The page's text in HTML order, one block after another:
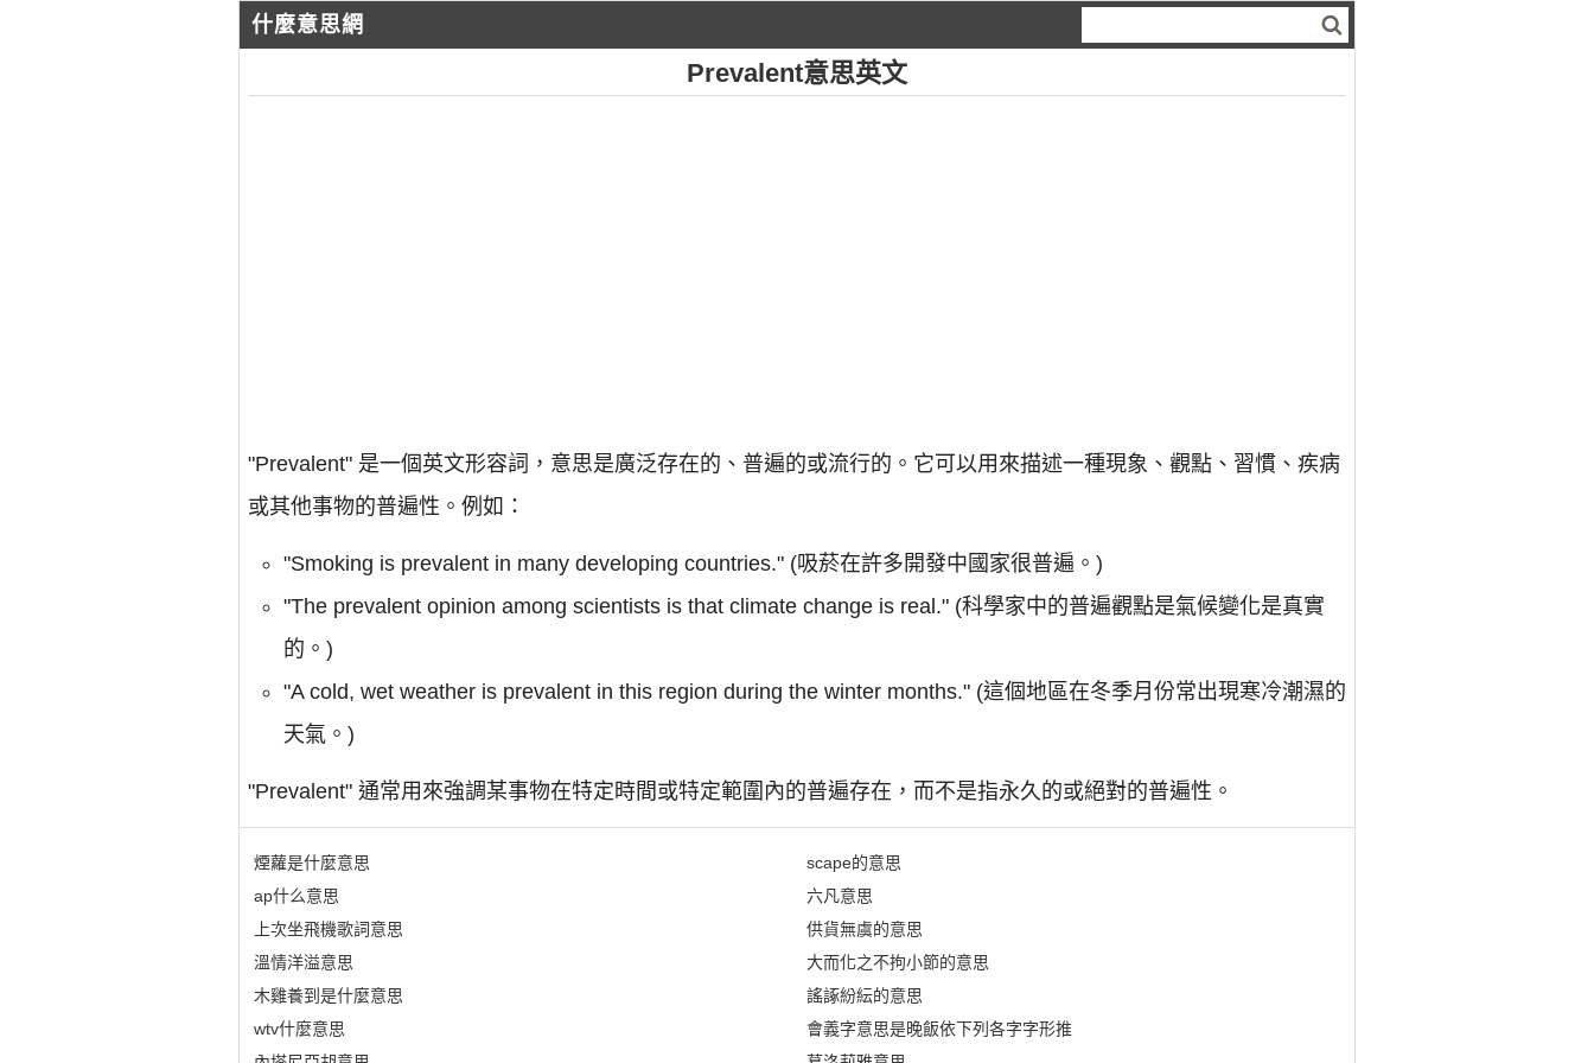
什麼意思網
Prevalent意思英文
"Prevalent" 是一個英文形容詞，意思是廣泛存在的、普遍的或流行的。它可以用來描述一種現象、觀點、習慣、疾病
或其他事物的普遍性。例如：
"Smoking is prevalent in many developing countries." (吸菸在許多開發中國家很普遍。)
"The prevalent opinion among scientists is that climate change is real." (科學家中的普遍觀點是氣候變化是真實
的。)
"A cold, wet weather is prevalent in this region during the winter months." (這個地區在冬季月份常出現寒冷潮濕的
天氣。)
"Prevalent" 通常用來強調某事物在特定時間或特定範圍內的普遍存在，而不是指永久的或絕對的普遍性。
煙蘿是什麼意思
ap什么意思
上次坐飛機歌詞意思
溫情洋溢意思
木雞養到是什麼意思
wtv什麼意思
scape的意思
六凡意思
供貨無虞的意思
大而化之不拘小節的意思
謠諑紛紜的意思
會義字意思是晚飯依下列各字字形推